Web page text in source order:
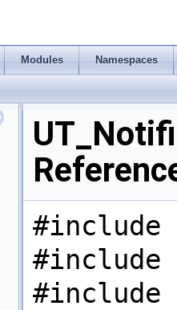
Modules Namespaces
#include
#include
#include